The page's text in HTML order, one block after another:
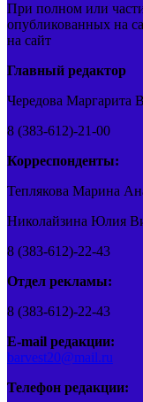
При полном или
опубликованных на
на сайт
Главный редактор
Чередова Маргарита
8 (383-612)-21-00
Корреспонденты:
Теплякова Марина
Николайзина Юлия
8 (383-612)-22-43
Отдел рекламы:
8 (383-612)-22-43
E-mail редакции:
barvest20@mail.ru
Телефон редакции: